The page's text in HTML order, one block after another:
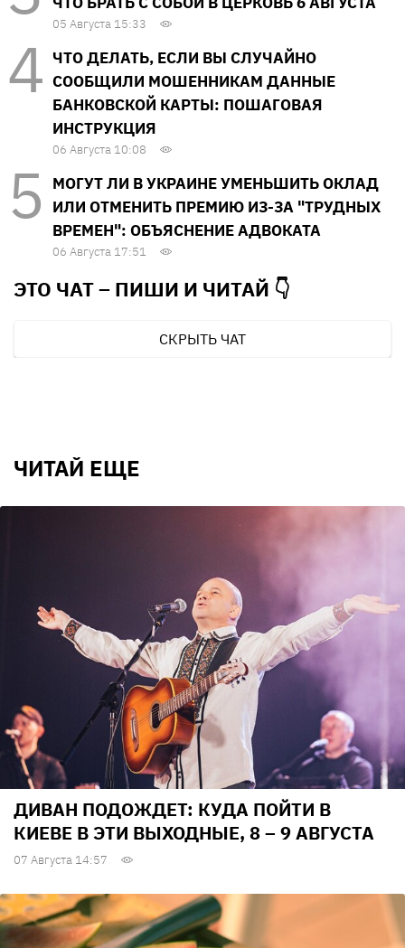
05 Августа 15:33
ЧТО ДЕЛАТЬ, ЕСЛИ ВЫ СЛУЧАЙНО
СООБЩИЛИ МОШЕННИКАМ ДАННЫЕ
БАНКОВСКОЙ КАРТЫ: ПОШАГОВАЯ
ИНСТРУКЦИЯ
06 Августа 10:08
МОГУТ ЛИ В УКРАИНЕ УМЕНЬШИТЬ ОКЛАД
ИЛИ ОТМЕНИТЬ ПРЕМИЮ ИЗ-ЗА "ТРУДНЫХ
ВРЕМЕН": ОБЪЯСНЕНИЕ АДВОКАТА
06 Августа 17:51
ЭТО ЧАТ – ПИШИ И ЧИТАЙ 👇
СКРЫТЬ ЧАТ
ЧИТАЙ ЕЩЕ
ДИВАН ПОДОЖДЕТ: КУДА ПОЙТИ В
КИЕВЕ В ЭТИ ВЫХОДНЫЕ, 8 – 9 АВГУСТА
07 Августа 14:57